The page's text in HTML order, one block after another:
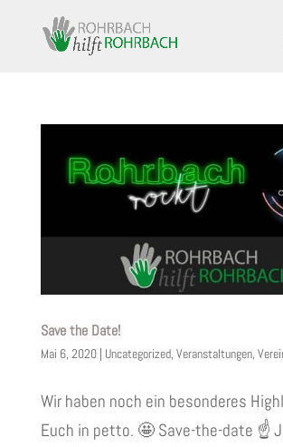
Save the Date!
Mai 6, 2020| Uncategorized, Veranstaltungen,
Wir haben noch ein besonderes
Euch in petto. 🤩 Save-the-date ☝️